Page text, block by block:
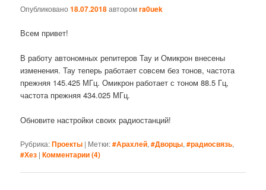
Опубликовано18.07.2018авторомra0uek
Всем привет!
В работу автономных репитеров Тау и Омикрон внесены
изменения. Тау теперь работает совсем без тонов, частота
прежняя 145.425 МГц. Омикрон работает с тоном 88.5 Гц,
частота прежняя 434.025 МГц.
Обновите настройки своих радиостанций!
Рубрика:Проекты | Метки:#Арахлей,#Дворцы,#радиосвязь,
#Хез |Комментарии (4)